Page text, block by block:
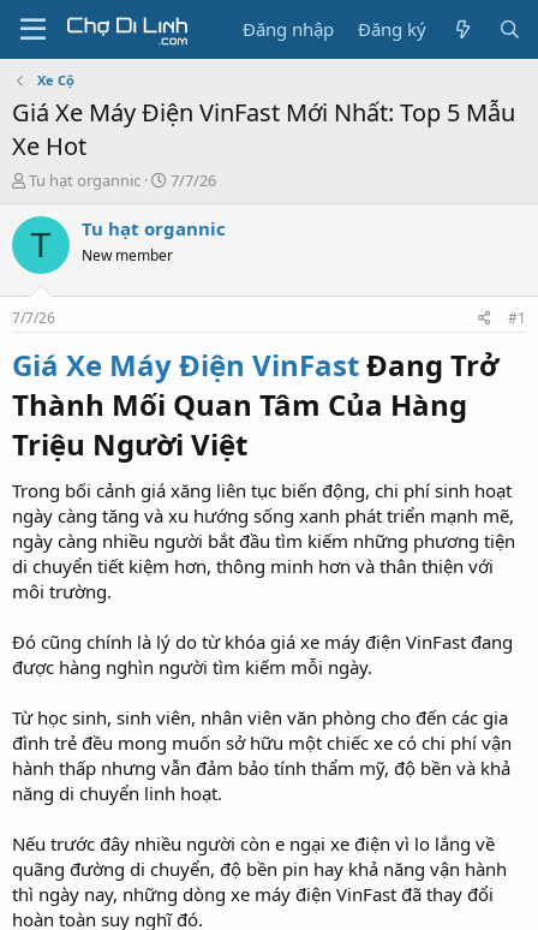
Đăng nhập Đăng ký
Xe Cộ
Giá Xe Máy Điện VinFast Mới Nhất: Top 5 Mẫu
Xe Hot
T
r
e
a
s
t
a
r
t
e
r
Tu hạt organnic
N
à
y
7/7/26
T Tu hạt organnic
New member
7/7/26 #1
Giá Xe Máy Điện VinFastĐang Trở
Thành Mối Quan Tâm Của Hàng
Triệu Người Việt​
Trong bối cảnh giá xăng liên tục biến động, chi phí sinh hoạt
ngày càng tăng và xu hướng sống xanh phát triển mạnh mẽ,
ngày càng nhiều người bắt đầu tìm kiếm những phương tiện
di chuyển tiết kiệm hơn, thông minh hơn và thân thiện với
môi trường.
Đó cũng chính là lý do từ khóa giá xe máy điện VinFast đang
được hàng nghìn người tìm kiếm mỗi ngày.
Từ học sinh, sinh viên, nhân viên văn phòng cho đến các gia
đình trẻ đều mong muốn sở hữu một chiếc xe có chi phí vận
hành thấp nhưng vẫn đảm bảo tính thẩm mỹ, độ bền và khả
năng di chuyển linh hoạt.
Nếu trước đây nhiều người còn e ngại xe điện vì lo lắng về
quãng đường di chuyển, độ bền pin hay khả năng vận hành
thì ngày nay, những dòng xe máy điện VinFast đã thay đổi
hoàn toàn suy nghĩ đó.